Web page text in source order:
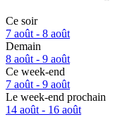
Ce soir
7 août - 8 août
Demain
8 août - 9 août
Ce week-end
7 août - 9 août
Le week-end prochain
14 août - 16 août